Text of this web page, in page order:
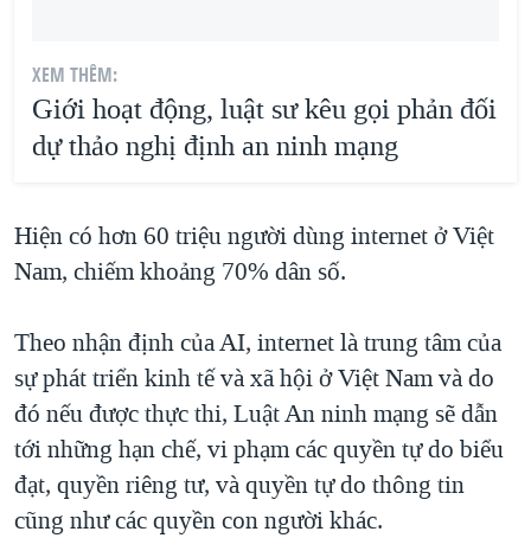
XEM THÊM:
Giới hoạt động, luật sư kêu gọi phản đối
dự thảo nghị định an ninh mạng
Hiện có hơn 60 triệu người dùng internet ở Việt
Nam, chiếm khoảng 70% dân số.
Theo nhận định của AI, internet là trung tâm của
sự phát triển kinh tế và xã hội ở Việt Nam và do
đó nếu được thực thi, Luật An ninh mạng sẽ dẫn
tới những hạn chế, vi phạm các quyền tự do biểu
đạt, quyền riêng tư, và quyền tự do thông tin
cũng như các quyền con người khác.